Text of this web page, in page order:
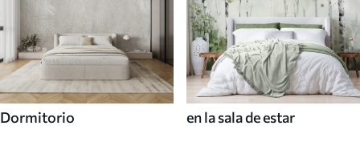
Dormitorio en la sala de estar